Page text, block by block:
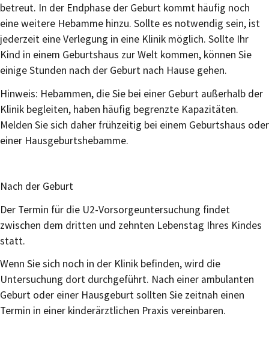
betreut. In der Endphase der Geburt kommt häufig noch
eine weitere Hebamme hinzu. Sollte es notwendig sein, ist
jederzeit eine Verlegung in eine Klinik möglich. Sollte Ihr
Kind in einem Geburtshaus zur Welt kommen, können Sie
einige Stunden nach der Geburt nach Hause gehen.
Hinweis: Hebammen, die Sie bei einer Geburt außerhalb der
Klinik begleiten, haben häufig begrenzte Kapazitäten.
Melden Sie sich daher frühzeitig bei einem Geburtshaus oder
einer Hausgeburtshebamme.
Nach der Geburt
Der Termin für die U2-Vorsorgeuntersuchung findet
zwischen dem dritten und zehnten Lebenstag Ihres Kindes
statt.
Wenn Sie sich noch in der Klinik befinden, wird die
Untersuchung dort durchgeführt. Nach einer ambulanten
Geburt oder einer Hausgeburt sollten Sie zeitnah einen
Termin in einer kinderärztlichen Praxis vereinbaren.